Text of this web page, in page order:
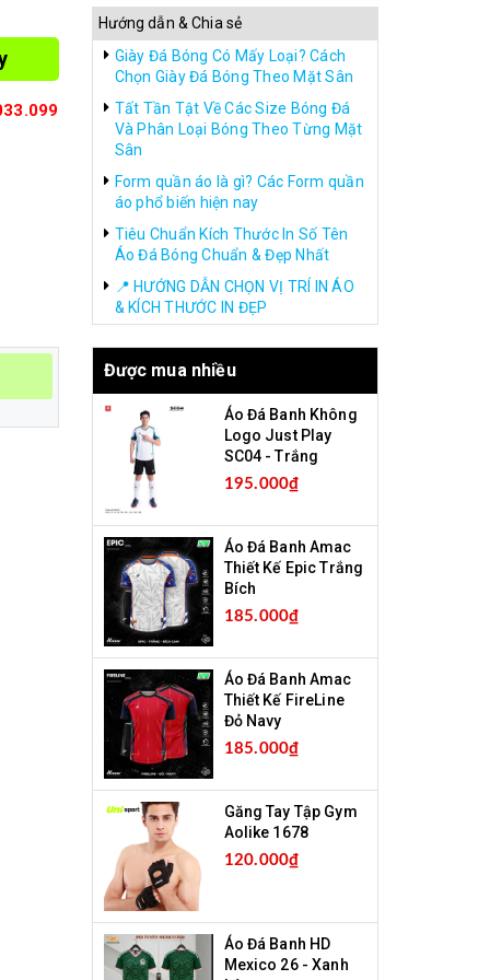
Hướng dẫn & Chia sẻ
Giày Đá Bóng Có Mấy Loại? Cách
Chọn Giày Đá Bóng Theo Mặt Sân
Tất Tần Tật Về Các Size Bóng Đá
Và Phân Loại Bóng Theo Từng Mặt
Sân
Form quần áo là gì? Các Form quần
áo phổ biến hiện nay
Tiêu Chuẩn Kích Thước In Số Tên
Áo Đá Bóng Chuẩn & Đẹp Nhất
📍 HƯỚNG DẪN CHỌN VỊ TRÍ IN ÁO
& KÍCH THƯỚC IN ĐẸP
Được mua nhiều
Áo Đá Banh Không
Logo Just Play
SC04 - Trắng
195.000₫
Áo Đá Banh Amac
Thiết Kế Epic Trắng
Bích
185.000₫
Áo Đá Banh Amac
Thiết Kế FireLine
Đỏ Navy
185.000₫
Găng Tay Tập Gym
Aolike 1678
120.000₫
Áo Đá Banh HD
Mexico 26 - Xanh